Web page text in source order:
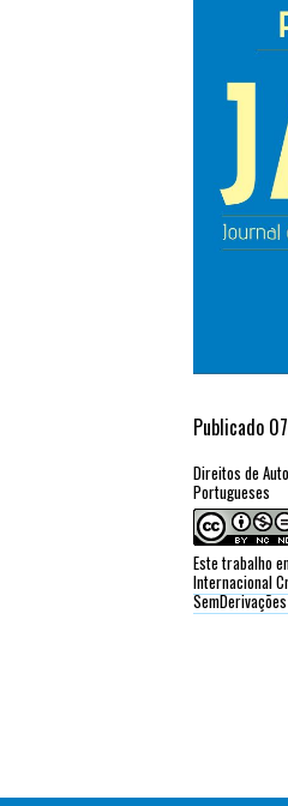
Publicado
Direitos de
Portugueses
Este trabalho
Internacional